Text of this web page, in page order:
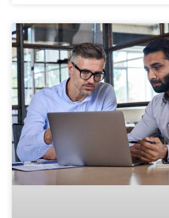
Como podemos